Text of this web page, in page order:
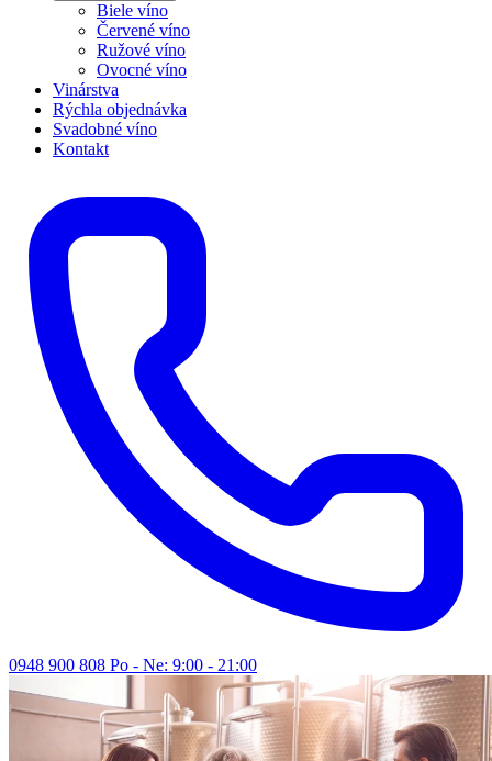
Biele víno
Červené víno
Ružové víno
Ovocné víno
Vinárstva
Rýchla objednávka
Svadobné víno
Kontakt
0948 900 808 Po - Ne: 9:00 - 21:00